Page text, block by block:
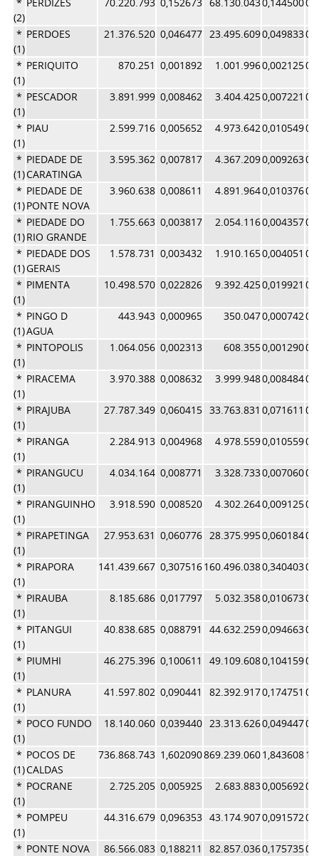
(2)
*
(1)
PERDOES 21.376.520 0,046477 23.495.6090,049833
*
(1)
PERIQUITO 870.251 0,001892 1.001.9960,002125
*
(1)
PESCADOR 3.891.999 0,008462 3.404.4250,007221
*
(1)
PIAU 2.599.716 0,005652 4.973.6420,010549
*
(1)
PIEDADE DE
CARATINGA
3.595.362 0,007817 4.367.2090,009263
*
(1)
PIEDADE DE
PONTE NOVA
3.960.638 0,008611 4.891.9640,010376
*
(1)
PIEDADE DO
RIO GRANDE
1.755.663 0,003817 2.054.1160,004357
*
(1)
PIEDADE DOS
GERAIS
1.578.731 0,003432 1.910.1650,004051
*
(1)
PIMENTA 10.498.570 0,022826 9.392.4250,019921
*
(1)
PINGO D
AGUA
443.943 0,000965 350.0470,000742
*
(1)
PINTOPOLIS 1.064.056 0,002313 608.3550,001290
*
(1)
PIRACEMA 3.970.388 0,008632 3.999.9480,008484
*
(1)
PIRAJUBA 27.787.349 0,060415 33.763.831 0,071611
*
(1)
PIRANGA 2.284.913 0,004968 4.978.5590,010559
*
(1)
PIRANGUCU 4.034.164 0,008771 3.328.7330,007060
*
(1)
PIRANGUINHO 3.918.590 0,008520 4.302.2640,009125
*
(1)
PIRAPETINGA 27.953.631 0,060776 28.375.9950,060184
*
(1)
PIRAPORA 141.439.667 0,307516160.496.0380,340403
*
(1)
PIRAUBA 8.185.686 0,017797 5.032.3580,010673
*
(1)
PITANGUI 40.838.685 0,088791 44.632.2590,094663
*
(1)
PIUMHI 46.275.396 0,100611 49.109.6080,104159
*
(1)
PLANURA 41.597.802 0,090441 82.392.9170,174751
*
(1)
POCO FUNDO 18.140.060 0,039440 23.313.6260,049447
*
(1)
POCOS DE
CALDAS
736.868.743 1,602090869.239.0601,843608
*
(1)
POCRANE 2.725.205 0,005925 2.683.8830,005692
*
(1)
POMPEU 44.316.679 0,096353 43.174.9070,091572
* PONTE NOVA 86.566.083 0,188211 82.857.0360,175735